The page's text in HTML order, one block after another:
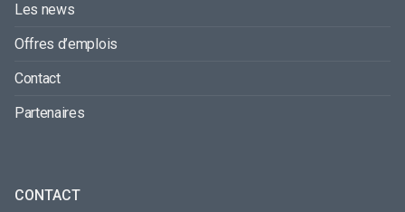
Les news
Offres d’emplois
Contact
Partenaires
CONTACT